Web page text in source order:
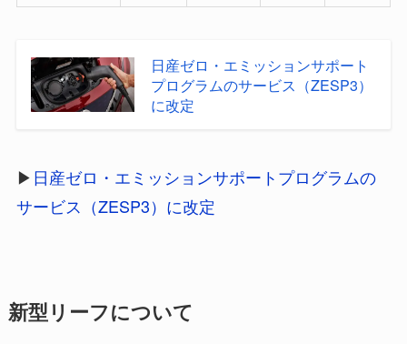
日産ゼロ・エミッションサポート
プログラムのサービス（ZESP3）
に改定
▶日産ゼロ・エミッションサポートプログラムの
サービス（ZESP3）に改定
新型リーフについて